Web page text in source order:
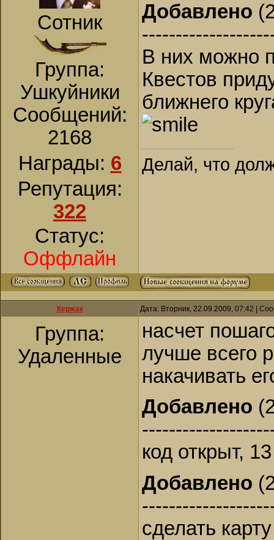
Сотник
Группа:
Ушкуйники
Сообщений:
2168
Награды: 6
Репутация:
322
Статус:
Оффлайн
Добавлено
В них можно
Квестов
ближнего
Делай, что
Кержак Дата: Вторник, 22.09.2009, 07:42 |
Группа:
Удаленные
насчет
лучше всего
накачивать
Добавлено
код открыт,
Добавлено
сделать